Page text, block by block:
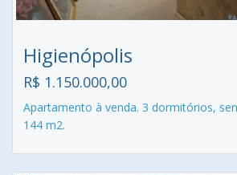
Higienópolis
R$ 1.150.000,00
Apartamento à venda. 3 dormitórios,
144 m2.